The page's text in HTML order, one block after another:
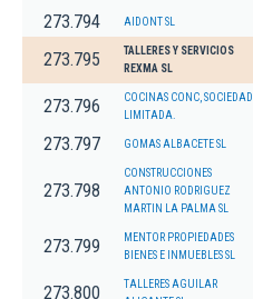
273.794 AIDONT SL
273.795
TALLERES Y SERVICIOS
REXMA SL
273.796
COCINAS CONC, SOCIEDAD
LIMITADA.
273.797 GOMAS ALBACETE SL
273.798
CONSTRUCCIONES
ANTONIO RODRIGUEZ
MARTIN LA PALMA SL
273.799
MENTOR PROPIEDADES
BIENES E INMUEBLES SL
273.800
TALLERES AGUILAR